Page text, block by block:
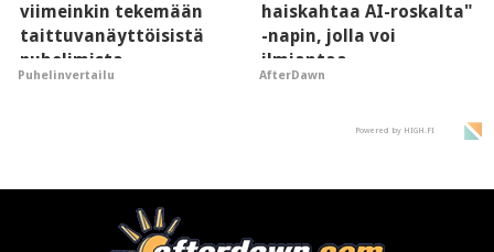
viimeinkin tekemään
taittuvanäyttöisistä
puhelimista
supersuosittuja
Puhelinvertailu
haiskahtaa AI-roskalta"
-napin, jolla voi
ilmiantaa
tekoälytauhkan
AfterDawn
Powered by HIGH.FI